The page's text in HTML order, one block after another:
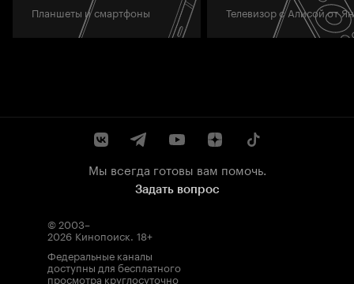
Планшеты и смартфоны Телевизор с Алисой от
Мы всегда готовы вам помочь.
Задать вопрос
© 2003–
2026 Кинопоиск. 18+
Федеральные каналы
доступны для бесплатного
просмотра круглосуточно